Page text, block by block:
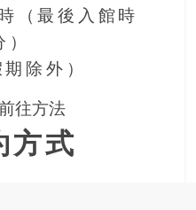
（最後入館時
除外）
方式